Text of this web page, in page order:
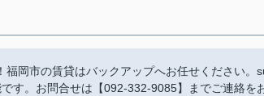
福岡市の賃貸はバックアップへお任せください
す。お問合せは【092-332-9085】までご連絡を